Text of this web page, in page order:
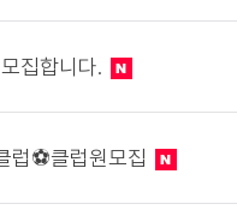
집합니다.
럽⚽️클럽원모집